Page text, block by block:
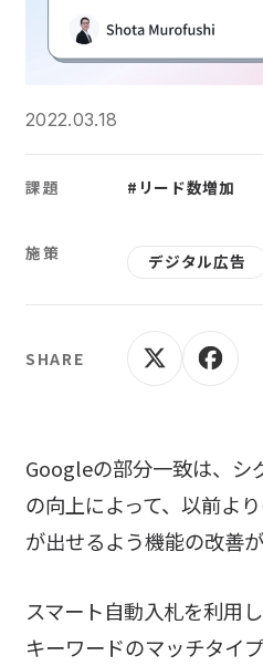
Googleの部分一致は、シ
の向上によって、以前よ
が出せるよう機能の改善が
スマート自動入札を利用
キーワードのマッチタイ
2022.03.18
課題 #リード数増加
施策 デジタル広告
SHARE